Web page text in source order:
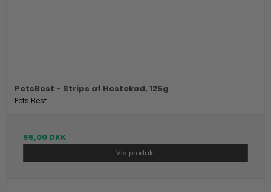
PetsBest - Strips af Hestekød, 125g
Pets Best
55,00 DKK
Vis produkt